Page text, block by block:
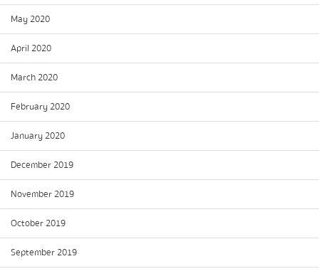
May 2020
April 2020
March 2020
February 2020
January 2020
December 2019
November 2019
October 2019
September 2019